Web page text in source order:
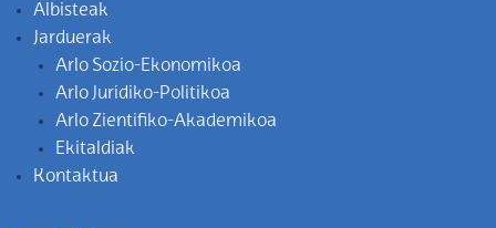
Albisteak
Jarduerak
Arlo Sozio-Ekonomikoa
Arlo Juridiko-Politikoa
Arlo Zientifiko-Akademikoa
Ekitaldiak
Kontaktua